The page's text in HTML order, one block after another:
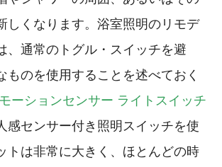
しくなります。浴室照明のリモデ
、通常のトグル・スイッチを避
ものを使用することを述べておく
モーションセンサー ライトスイッチ
感センサー付き照明スイッチを使
トは非常に大きく、ほとんどの時